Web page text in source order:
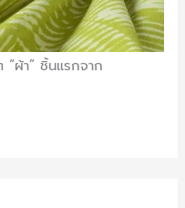
ผ้า” ชิ้นแรกจาก